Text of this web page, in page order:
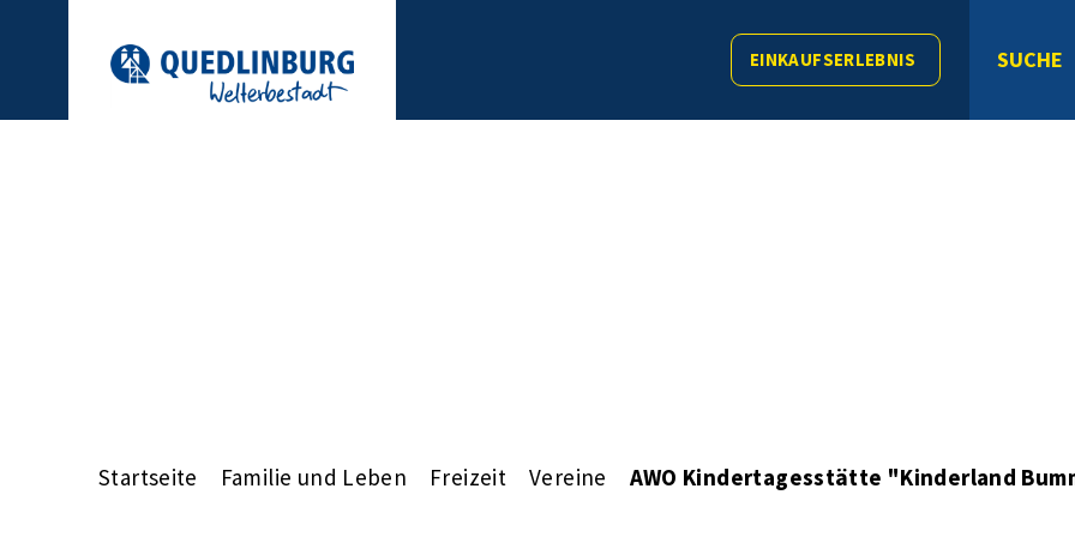
EINKAUFSERLEBNIS SUCHE
Startseite Familie und Leben Freizeit Vereine AWO Kindertagesstätte "Kinderland